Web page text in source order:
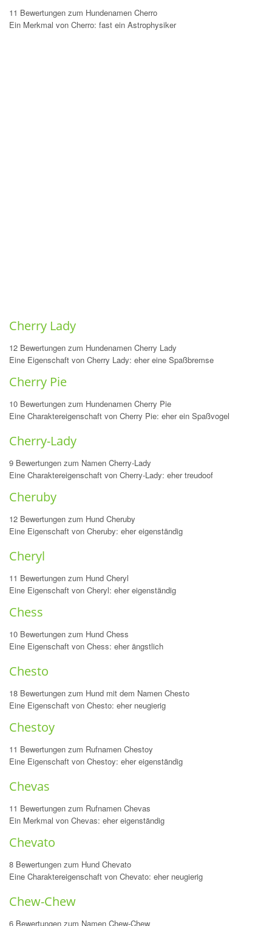
11 Bewertungen zum Hundenamen Cherro
Ein Merkmal von Cherro: fast ein Astrophysiker
Cherry Lady
12 Bewertungen zum Hundenamen Cherry Lady
Eine Eigenschaft von Cherry Lady: eher eine Spaßbremse
Cherry Pie
10 Bewertungen zum Hundenamen Cherry Pie
Eine Charaktereigenschaft von Cherry Pie: eher ein Spaßvogel
Cherry-Lady
9 Bewertungen zum Namen Cherry-Lady
Eine Charaktereigenschaft von Cherry-Lady: eher treudoof
Cheruby
12 Bewertungen zum Hund Cheruby
Eine Eigenschaft von Cheruby: eher eigenständig
Cheryl
11 Bewertungen zum Hund Cheryl
Eine Eigenschaft von Cheryl: eher eigenständig
Chess
10 Bewertungen zum Hund Chess
Eine Eigenschaft von Chess: eher ängstlich
Chesto
18 Bewertungen zum Hund mit dem Namen Chesto
Eine Eigenschaft von Chesto: eher neugierig
Chestoy
11 Bewertungen zum Rufnamen Chestoy
Eine Eigenschaft von Chestoy: eher eigenständig
Chevas
11 Bewertungen zum Rufnamen Chevas
Ein Merkmal von Chevas: eher eigenständig
Chevato
8 Bewertungen zum Hund Chevato
Eine Charaktereigenschaft von Chevato: eher neugierig
Chew-Chew
6 Bewertungen zum Namen Chew-Chew